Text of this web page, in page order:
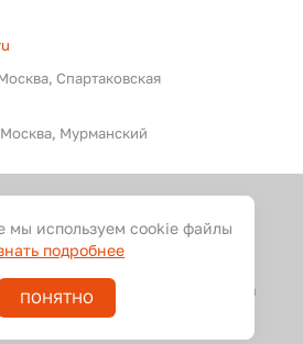
Спартаковская
Мурманский
и разъемов для аудио, видео и
мы используем cookie файлы
подробнее
ПОНЯТНО